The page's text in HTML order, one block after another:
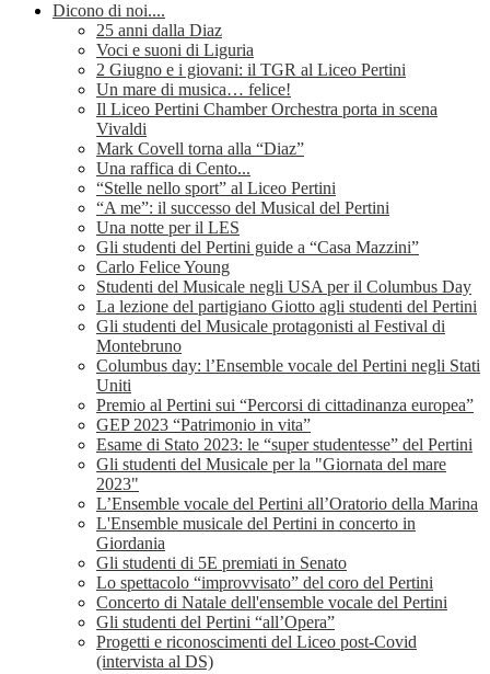
Dicono di noi....
25 anni dalla Diaz
Voci e suoni di Liguria
2 Giugno e i giovani: il TGR al Liceo Pertini
Un mare di musica… felice!
Il Liceo Pertini Chamber Orchestra porta in scena
Vivaldi
Mark Covell torna alla “Diaz”
Una raffica di Cento...
“Stelle nello sport” al Liceo Pertini
“A me”: il successo del Musical del Pertini
Una notte per il LES
Gli studenti del Pertini guide a “Casa Mazzini”
Carlo Felice Young
Studenti del Musicale negli USA per il Columbus Day
La lezione del partigiano Giotto agli studenti del Pertini
Gli studenti del Musicale protagonisti al Festival di
Montebruno
Columbus day: l’Ensemble vocale del Pertini negli Stati
Uniti
Premio al Pertini sui “Percorsi di cittadinanza europea”
GEP 2023 “Patrimonio in vita”
Esame di Stato 2023: le “super studentesse” del Pertini
Gli studenti del Musicale per la "Giornata del mare
2023"
L’Ensemble vocale del Pertini all’Oratorio della Marina
L'Ensemble musicale del Pertini in concerto in
Giordania
Gli studenti di 5E premiati in Senato
Lo spettacolo “improvvisato” del coro del Pertini
Concerto di Natale dell'ensemble vocale del Pertini
Gli studenti del Pertini “all’Opera”
Progetti e riconoscimenti del Liceo post-Covid
(intervista al DS)